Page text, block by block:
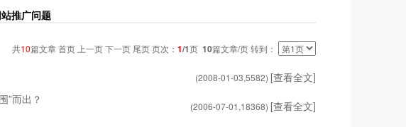
推广问题
共10篇文章 首页 上一页 下一页 尾页 页次： 1/1页 10篇文章/页 转到：
(2008-01-03,5582) [查看全文]
”而出？
(2006-07-01,18368) [查看全文]